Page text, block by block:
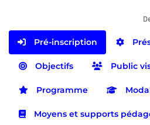
Pré-inscription
Objectifs Public
Programme
Moyens et supports